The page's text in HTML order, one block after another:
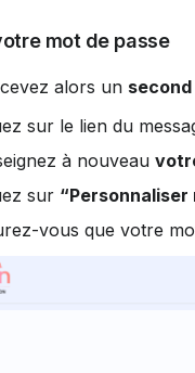
mot de passe
alors un
sur le lien du
à nouveau
sur “Personnaliser
vous que votre